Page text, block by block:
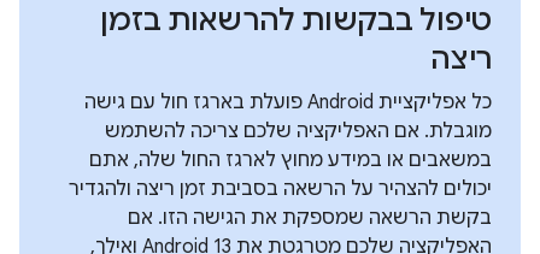
טיפול בבקשות להרשאות בזמן
ריצה
כל אפליקציית Android פועלת בארגז חול עם גישה
מוגבלת. אם האפליקציה שלכם צריכה להשתמש
במשאבים או במידע מחוץ לארגז החול שלה, אתם
יכולים להצהיר על הרשאה בסביבת זמן ריצה ולהגדיר
בקשת הרשאה שמספקת את הגישה הזו. אם
האפליקציה שלכם מטרגטת את Android 13 ואילך,